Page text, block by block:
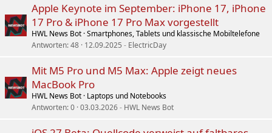
Apple Keynote im September: iPhone 17, iPhone
17 Pro & iPhone 17 Pro Max vorgestellt
HWL News Bot Smartphones, Tablets und klassische Mobiltelefone
Antworten 48 12.09.2025 ElectricDay
Mit M5 Pro und M5 Max: Apple zeigt neues
MacBook Pro
HWL News Bot Laptops und Notebooks
Antworten 0 03.03.2026 HWL News Bot